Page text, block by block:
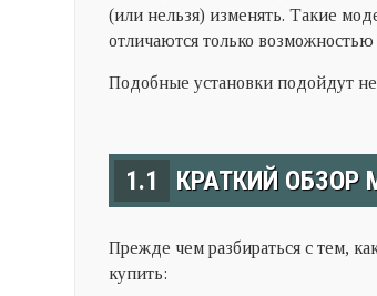
(или нельзя) изменять. Такие
отличаются только
Подобные установки подойдут
1.1 КРАТКИЙ ОБЗОР
Прежде чем разбираться с тем,
купить: